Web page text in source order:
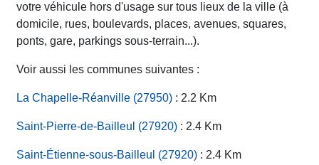
votre véhicule hors d'usage sur tous lieux de la ville (à
domicile, rues, boulevards, places, avenues, squares,
ponts, gare, parkings sous-terrain...).
Voir aussi les communes suivantes :
La Chapelle-Réanville (27950) : 2.2 Km
Saint-Pierre-de-Bailleul (27920) : 2.4 Km
Saint-Étienne-sous-Bailleul (27920) : 2.4 Km